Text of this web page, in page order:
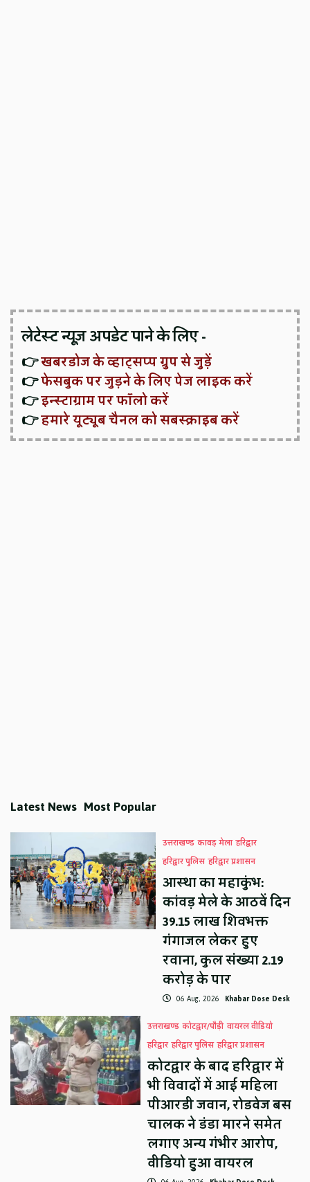
लेटेस्ट न्यूज़ अपडेट पाने के लिए -
👉खबरडोज के व्हाट्सप्प ग्रुप से जुड़ें
👉फेसबुक पर जुड़ने के लिए पेज लाइक करें
👉इन्स्टाग्राम पर फॉलो करें
👉हमारे यूट्यूब चैनल को सबस्क्राइब करें
Latest News Most Popular
उत्तराखण्ड कावड़ मेला हरिद्वार
हरिद्वार पुलिस हरिद्वार प्रशासन
आस्था का महाकुंभ:
कांवड़ मेले के आठवें दिन
39.15 लाख शिवभक्त
गंगाजल लेकर हुए
रवाना, कुल संख्या 2.19
करोड़ के पार
06 Aug, 2026 Khabar Dose Desk
उत्तराखण्ड कोटद्वार/पौड़ी वायरल वीडियो
हरिद्वार हरिद्वार पुलिस हरिद्वार प्रशासन
कोटद्वार के बाद हरिद्वार में
भी विवादों में आई महिला
पीआरडी जवान, रोडवेज बस
चालक ने डंडा मारने समेत
लगाए अन्य गंभीर आरोप,
वीडियो हुआ वायरल